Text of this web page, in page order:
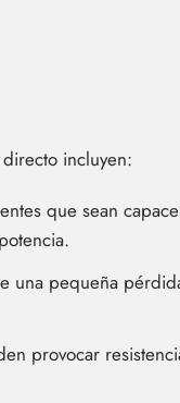
incluyen:
que sean
una pequeña
provocar